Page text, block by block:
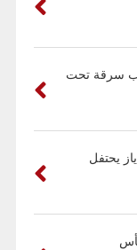
سرقة تحت
يحتفل